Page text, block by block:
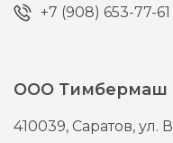
+7 (908) 653-77-61
ООО Тимбермаш
410039, Саратов,ул.